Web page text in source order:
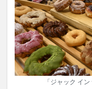
「ジャック イ